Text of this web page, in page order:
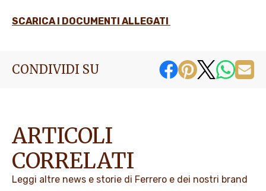
SCARICA I DOCUMENTI ALLEGATI
CONDIVIDI SU
ARTICOLI
CORRELATI
Leggi altre news e storie di Ferrero e dei nostri brand